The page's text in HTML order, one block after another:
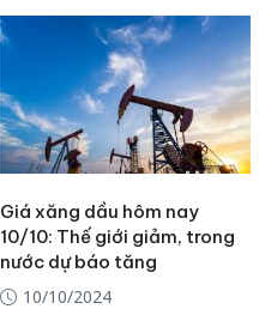
Giá xăng dầu hôm nay
10/10: Thế giới giảm, trong
nước dự báo tăng
10/10/2024